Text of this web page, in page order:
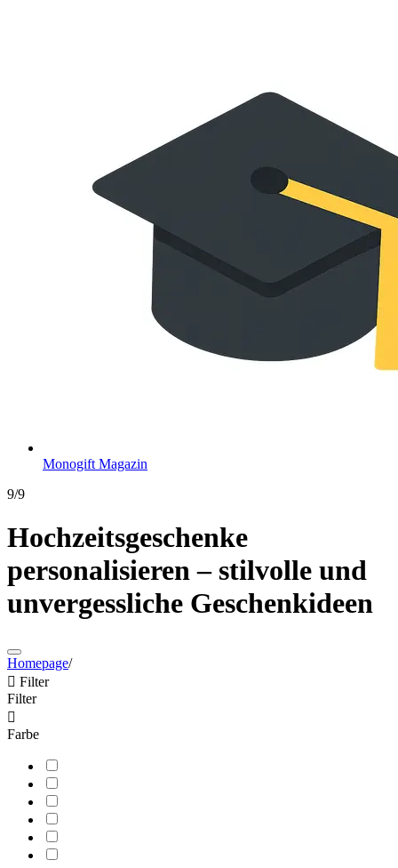
Monogift Magazin
9/9
Hochzeitsgeschenke
personalisieren – stilvolle und
unvergessliche Geschenkideen
Homepage/
 Filter
Filter

Farbe